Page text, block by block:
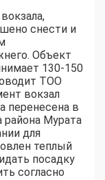
снести и
Объект
130-150
ТОО
вокзал
перенесена в
района Мурата
для
теплый
посадку
согласно